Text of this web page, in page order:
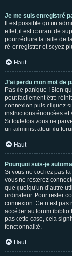
Je me suis enregistré
Il est possible qu’un
effet, il est courant de
pour réduire la taille de
ré-enregistrer et soyez
Haut
J’ai perdu mon mot de
Pas de panique ! Bien
peut facilement être
connexion puis cliquez
instructions énoncées et
Si toutefois vous ne
un administrateur du
Haut
Pourquoi suis-je
Si vous ne cochez pas la
vous ne resterez
que quelqu’un d’autre
ordinateur. Pour rester
connexion. Ce n’est
accéder au forum
pas cette case, cela
fonctionnalité.
Haut